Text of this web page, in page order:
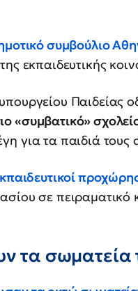
συμβούλιο
εκπαιδευτικής
Παιδείας
«συμβατικό»
για τα παιδιά τους
σε πειραματικό
τα σωματεία